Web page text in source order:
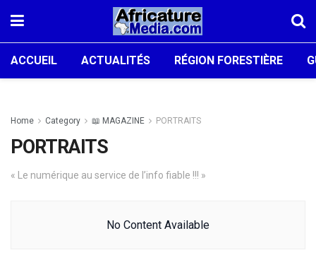
ACCUEIL ACTUALITÉS RÉGION FORESTIÈRE
Home Category 📖 MAGAZINE PORTRAITS
PORTRAITS
« Le numérique au service de l’info fiable !!! »
No Content Available